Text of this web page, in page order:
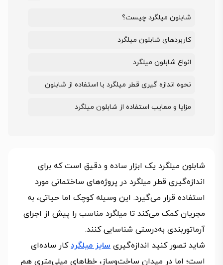
شابلون میلگرد چیست؟
کاربردهای شابلون میلگرد
انواع شابلون میلگرد
نحوه اندازه گیری قطر میلگرد با استفاده از شابلون
مزایا و معایب استفاده از شابلون میلگرد
شابلون میلگرد یک ابزار ساده و دقیق است که برای
اندازه‌گیری قطر میلگرد در پروژه‌های ساختمانی مورد
استفاده قرار می‌گیرد. این وسیله کوچک اما حیاتی، به
مجریان کمک می‌کند تا میلگرد مناسب را پیش از اجرای
آرماتوربندی به‌درستی شناسایی کنند.
شاید تصور کنید اندازه‌گیری سایز میلگردکار ساده‌ای
است؛ اما در میدان ساخت‌وساز، خطاهای میلی‌متری هم